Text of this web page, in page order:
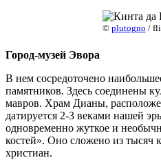
© plutogno /
Город-музей Эвора
В нем сосредоточено
памятников. Здесь соединены
мавров. Храм Дианы,
датируется 2-3 веками нашей
одновременно жуткое и
костей». Оно сложено из тысяч
христиан.